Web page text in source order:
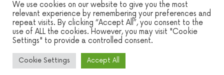
WINSEC
DESIGNED & DEVELOPED BY
We use cookies on our website to give you the most
relevant experience by remembering your preferences and
repeat visits. By clicking “Accept All”, you consent to the
use of ALL the cookies. However, you may visit "Cookie
Settings" to provide a controlled consent.
Cookie Settings Accept All